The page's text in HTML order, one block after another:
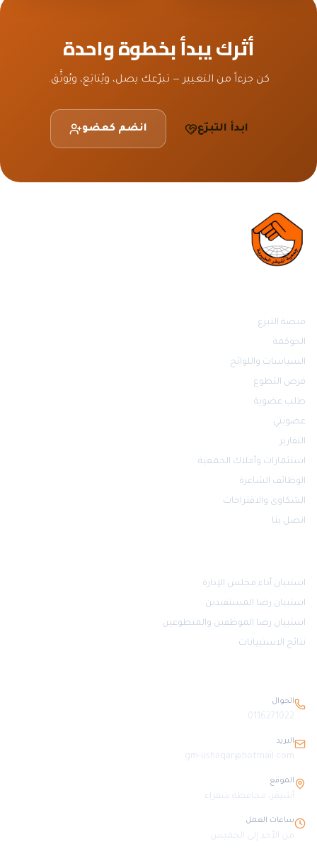
أثرك يبدأ بخطوة واحدة
كن جزءاً من التغيير — تبرّعك يصل، ويُتابَع، ويُوثَّق.
ابدأ التبرّع انضم كعضو
منصة التبرع
الحوكمة
السياسات واللوائح
فرص التطوع
طلب عضوية
عضويتي
التقارير
استثمارات وأملاك الجمعية
الوظائف الشاغرة
الشكاوى والاقتراحات
اتصل بنا
استبيان أداء مجلس الإدارة
استبيان رضا المستفيدين
استبيان رضا الموظفين والمتطوعين
نتائج الاستبيانات
الجوال
0116271022
البريد
gm-ushaqar@hotmail.com
الموقع
أشيقر، محافظة شقراء
ساعات العمل
من الأحد إلى الخميس